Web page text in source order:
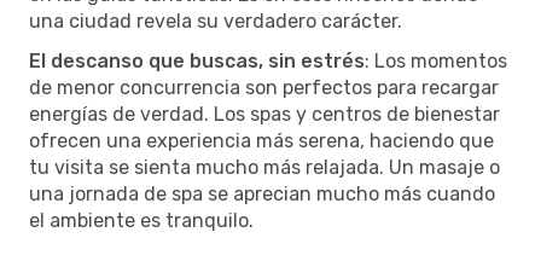
una ciudad revela su verdadero carácter.
El descanso que buscas, sin estrés: Los momentos
de menor concurrencia son perfectos para recargar
energías de verdad. Los spas y centros de bienestar
ofrecen una experiencia más serena, haciendo que
tu visita se sienta mucho más relajada. Un masaje o
una jornada de spa se aprecian mucho más cuando
el ambiente es tranquilo.